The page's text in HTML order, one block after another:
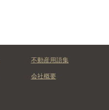
不動産用語集
会社概要